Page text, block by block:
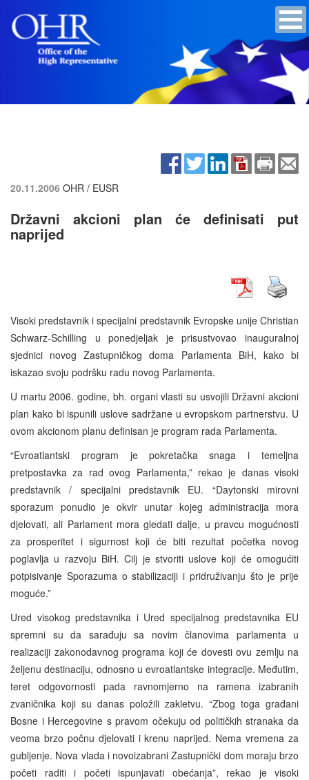
20.11.2006 OHR / EUSR
Državni akcioni plan će definisati put
naprijed
Visoki predstavnik i specijalni predstavnik Evropske unije Christian
Schwarz-Schilling u ponedjeljak je prisustvovao inauguralnoj
sjednici novog Zastupničkog doma Parlamenta BiH, kako bi
iskazao svoju podršku radu novog Parlamenta.
U martu 2006. godine, bh. organi vlasti su usvojili Državni akcioni
plan kako bi ispunili uslove sadržane u evropskom partnerstvu. U
ovom akcionom planu definisan je program rada Parlamenta.
“Evroatlantski program je pokretačka snaga i temeljna
pretpostavka za rad ovog Parlamenta,” rekao je danas visoki
predstavnik / specijalni predstavnik EU. “Daytonski mirovni
sporazum ponudio je okvir unutar kojeg administracija mora
djelovati, ali Parlament mora gledati dalje, u pravcu mogućnosti
za prosperitet i sigurnost koji će biti rezultat početka novog
poglavlja u razvoju BiH. Cilj je stvoriti uslove koji će omogućiti
potpisivanje Sporazuma o stabilizaciji i pridruživanju što je prije
moguće.”
Ured visokog predstavnika i Ured specijalnog predstavnika EU
spremni su da sarađuju sa novim članovima parlamenta u
realizaciji zakonodavnog programa koji će dovesti ovu zemlju na
željenu destinaciju, odnosno u evroatlantske integracije. Međutim,
teret odgovornosti pada ravnomjerno na ramena izabranih
zvaničnika koji su danas položili zakletvu. “Zbog toga građani
Bosne i Hercegovine s pravom očekuju od političkih stranaka da
veoma brzo počnu djelovati i krenu naprijed. Nema vremena za
gubljenje. Nova vlada i novoizabrani Zastupnički dom moraju brzo
početi raditi i početi ispunjavati obećanja”, rekao je visoki